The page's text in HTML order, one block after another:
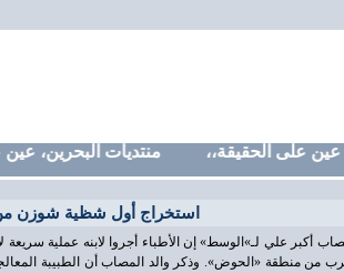
عين على الحقيقة،، منتديات البحرين، عين
استخراج أول شظية شوزن
أكبر علي لـ»الوسط» إن الأطباء أجروا لابنه عملية
من منطقة «الحوض». وذكر والد المصاب أن الطبيبة